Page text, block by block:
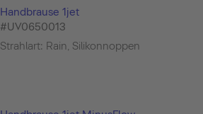
Handbrause 1jet
#UV0650013
Strahlart: Rain, Silikonnoppen